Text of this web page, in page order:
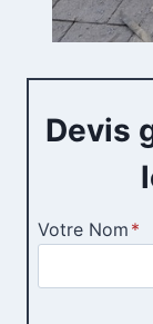
Devis
Votre Nom *